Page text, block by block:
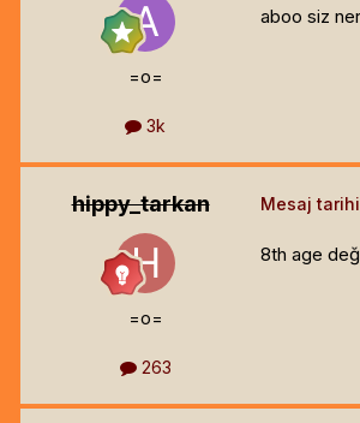
=o=
3k
aboo siz
hippy_tarkan
=o=
263
Mesaj
8th age